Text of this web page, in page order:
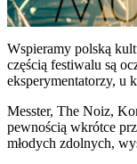
Wspieramy polską
częścią festiwalu są
eksperymentatorzy, u
Messter, The Noiz,
pewnością wkrótce
młodych zdolnych,